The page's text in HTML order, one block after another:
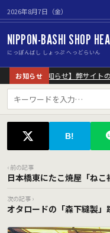
2026年8月7日（金）
NIPPON-BASHI SHOP
にっぽんばし しょっぷ へっどらいん
お知らせ
【重要なお知らせ】弊サイトの
B!
‹ 前の記事
日本橋東にたこ焼屋「ねこ
次の記事 ›
オタロードの「森下縫製